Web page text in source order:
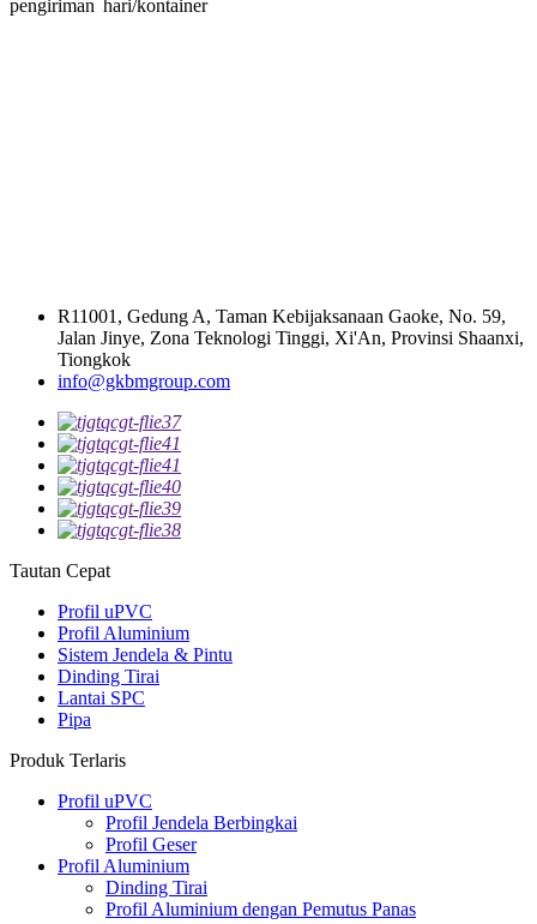
pengiriman hari/kontainer
R11001, Gedung A, Taman Kebijaksanaan Gaoke, No. 59,
Jalan Jinye, Zona Teknologi Tinggi, Xi'An, Provinsi Shaanxi,
Tiongkok
info@gkbmgroup.com
Tautan Cepat
Profil uPVC
Profil Aluminium
Sistem Jendela & Pintu
Dinding Tirai
Lantai SPC
Pipa
Produk Terlaris
Profil uPVC
Profil Jendela Berbingkai
Profil Geser
Profil Aluminium
Dinding Tirai
Profil Aluminium dengan Pemutus Panas